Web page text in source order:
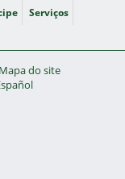
Serviços
Mapa do site